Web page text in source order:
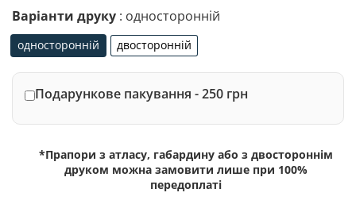
Варіанти друку : односторонній
односторонній
односторонній
двосторонній
двосторонній
Подарункове пакування - 250 грн
*Прапори з атласу, габардину або з двостороннім
друком можна замовити лише при 100%
передоплаті